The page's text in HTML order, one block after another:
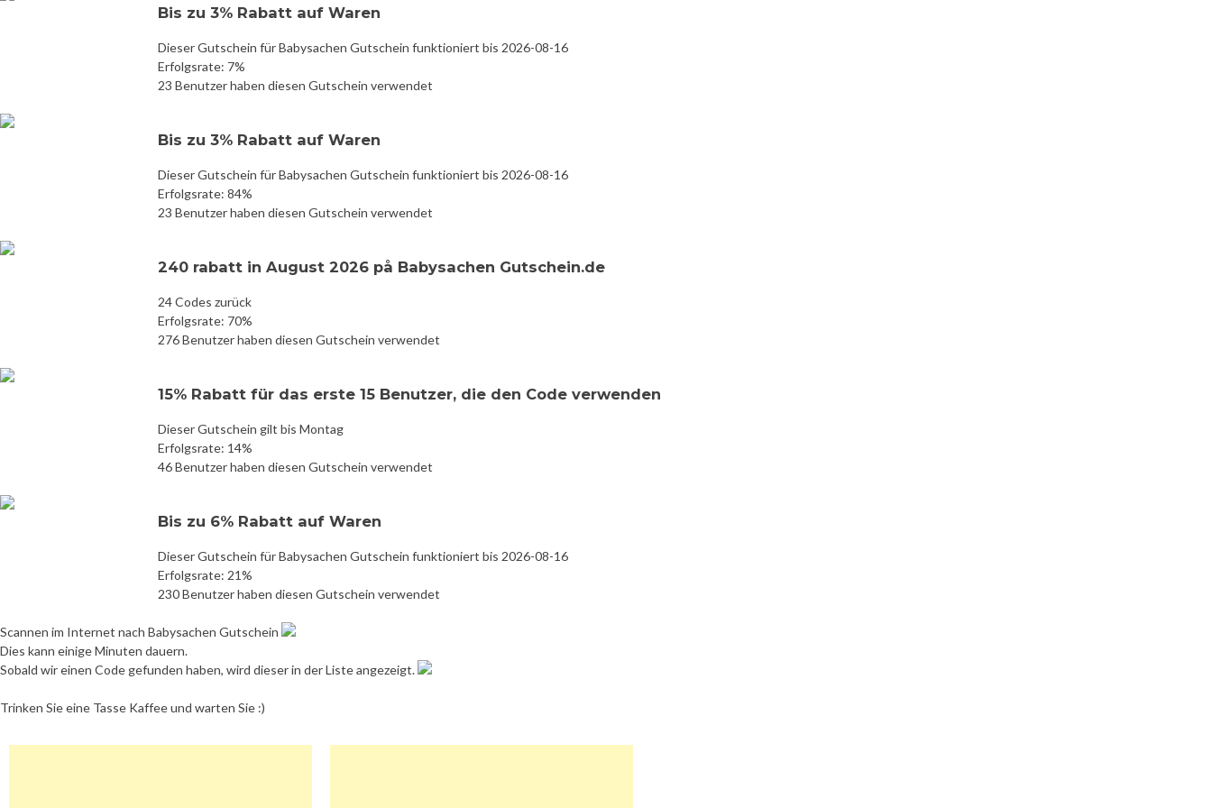
Bis zu 3% Rabatt auf Waren
Dieser Gutschein für Babysachen Gutschein funktioniert bis 2026-08-16
Erfolgsrate: 7%
23 Benutzer haben diesen Gutschein verwendet
Bis zu 3% Rabatt auf Waren
Dieser Gutschein für Babysachen Gutschein funktioniert bis 2026-08-16
Erfolgsrate: 84%
23 Benutzer haben diesen Gutschein verwendet
240 rabatt in August 2026 på Babysachen Gutschein.de
24 Codes zurück
Erfolgsrate: 70%
276 Benutzer haben diesen Gutschein verwendet
15% Rabatt für das erste 15 Benutzer, die den Code verwenden
Dieser Gutschein gilt bis Montag
Erfolgsrate: 14%
46 Benutzer haben diesen Gutschein verwendet
Bis zu 6% Rabatt auf Waren
Dieser Gutschein für Babysachen Gutschein funktioniert bis 2026-08-16
Erfolgsrate: 21%
230 Benutzer haben diesen Gutschein verwendet
Scannen im Internet nach Babysachen Gutschein
Dies kann einige Minuten dauern.
Sobald wir einen Code gefunden haben, wird dieser in der Liste angezeigt.
Trinken Sie eine Tasse Kaffee und warten Sie :)